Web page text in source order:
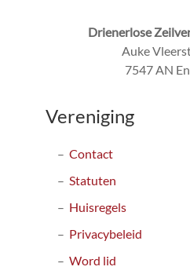
Drienerlose
Auke
7547 AN
Vereniging
Contact
Statuten
Huisregels
Privacybeleid
Word lid